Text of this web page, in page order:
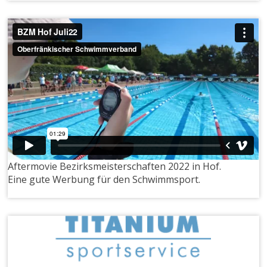
Aftermovie Bezirksmeisterschaften 2022 in Hof.
Eine gute Werbung für den Schwimmsport.